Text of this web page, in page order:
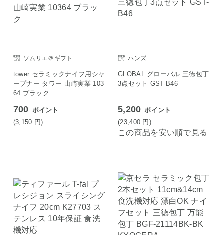
ソムリエ＠ギフト
tower セラミックナイフ用シャ
ープナー タワー 山崎実業 103
64 ブラック
700 ポイント
(3,150 円)
ハンズ
GLOBAL グローバル 三徳包丁
3点セット GST-B46
5,200 ポイント
(23,400 円)
この商品を安い順で見る